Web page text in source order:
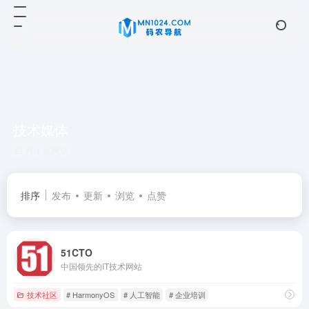
排序 发布 更新 浏览 点赞
51CTO
中国领先的IT技术网站
技术社区 # HarmonyOS # 人工智能 # 企业培训